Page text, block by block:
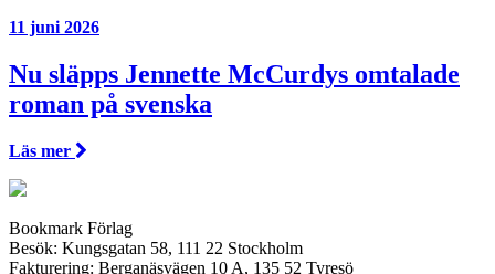
11 juni 2026
Nu släpps Jennette McCurdys omtalade
roman på svenska
Läs mer
Bookmark Förlag
Besök: Kungsgatan 58, 111 22 Stockholm
Fakturering: Berganäsvägen 10 A, 135 52 Tyresö